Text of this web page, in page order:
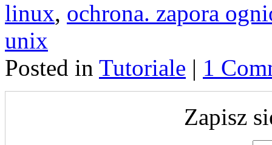
linux, ochrona. zapora
unix
Posted in Tutoriale | 1
Zapisz